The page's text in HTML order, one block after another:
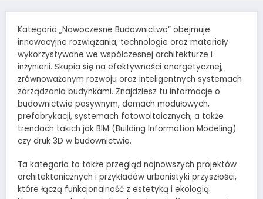
Kategoria „Nowoczesne Budownictwo” obejmuje
innowacyjne rozwiązania, technologie oraz materiały
wykorzystywane we współczesnej architekturze i
inżynierii. Skupia się na efektywności energetycznej,
zrównoważonym rozwoju oraz inteligentnych systemach
zarządzania budynkami. Znajdziesz tu informacje o
budownictwie pasywnym, domach modułowych,
prefabrykacji, systemach fotowoltaicznych, a także
trendach takich jak BIM (Building Information Modeling)
czy druk 3D w budownictwie.
Ta kategoria to także przegląd najnowszych projektów
architektonicznych i przykładów urbanistyki przyszłości,
które łączą funkcjonalność z estetyką i ekologią.